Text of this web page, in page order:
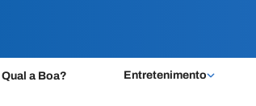
Qual a Boa? Entretenimento